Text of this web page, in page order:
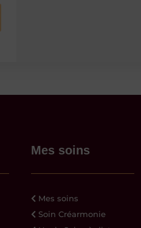
Mes soins
Mes soins
Soin Créarmonie